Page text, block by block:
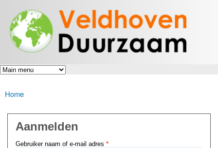
en naar
de inhoud
gaan
Veldhoven
Duurzaam
Energiek
naar de
toekomst
U bent hier
Home
Aanmelden
Gebruiker naam of e-mail adres *